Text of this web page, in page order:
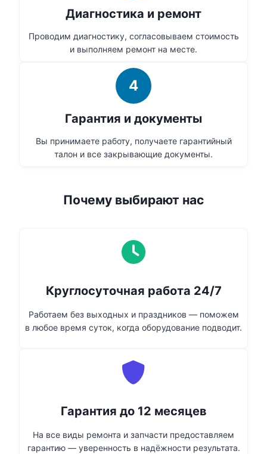
Диагностика и ремонт
Проводим диагностику, согласовываем стоимость
и выполняем ремонт на месте.
4
Гарантия и документы
Вы принимаете работу, получаете гарантийный
талон и все закрывающие документы.
Почему выбирают нас
Круглосуточная работа 24/7
Работаем без выходных и праздников — поможем
в любое время суток, когда оборудование подводит.
Гарантия до 12 месяцев
На все виды ремонта и запчасти предоставляем
гарантию — уверенность в надёжности результата.